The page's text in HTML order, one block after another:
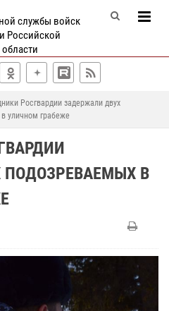
службы войск
Российской
Росгвардии задержали двух
уличном грабеже
В